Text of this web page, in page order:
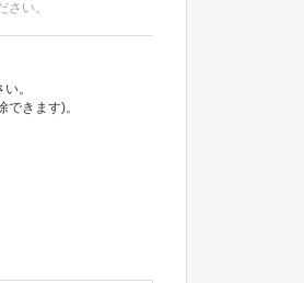
い。
。
きます)。